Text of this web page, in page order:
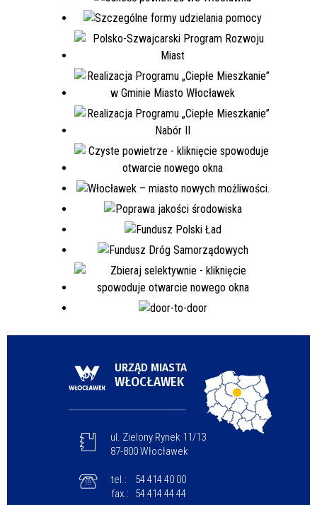
URZĄD MIASTA
WŁOCŁAWEK
ul. Zielony Rynek 11/13
87-800 Włocławek
tel.:
54 414 40 00
fax.:
54 414 44 44